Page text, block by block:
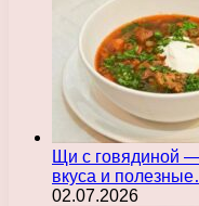
Щи с говядиной
вкуса и
02.07.2026